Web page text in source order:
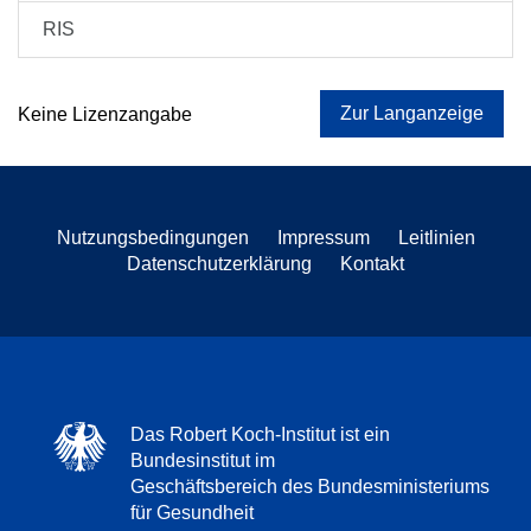
RIS
Keine Lizenzangabe Zur Langanzeige
Nutzungsbedingungen Impressum
Leitlinien
Datenschutzerklärung
Kontakt
Das Robert Koch-Institut ist ein
Bundesinstitut im
Geschäftsbereich des Bundesministeriums
für Gesundheit